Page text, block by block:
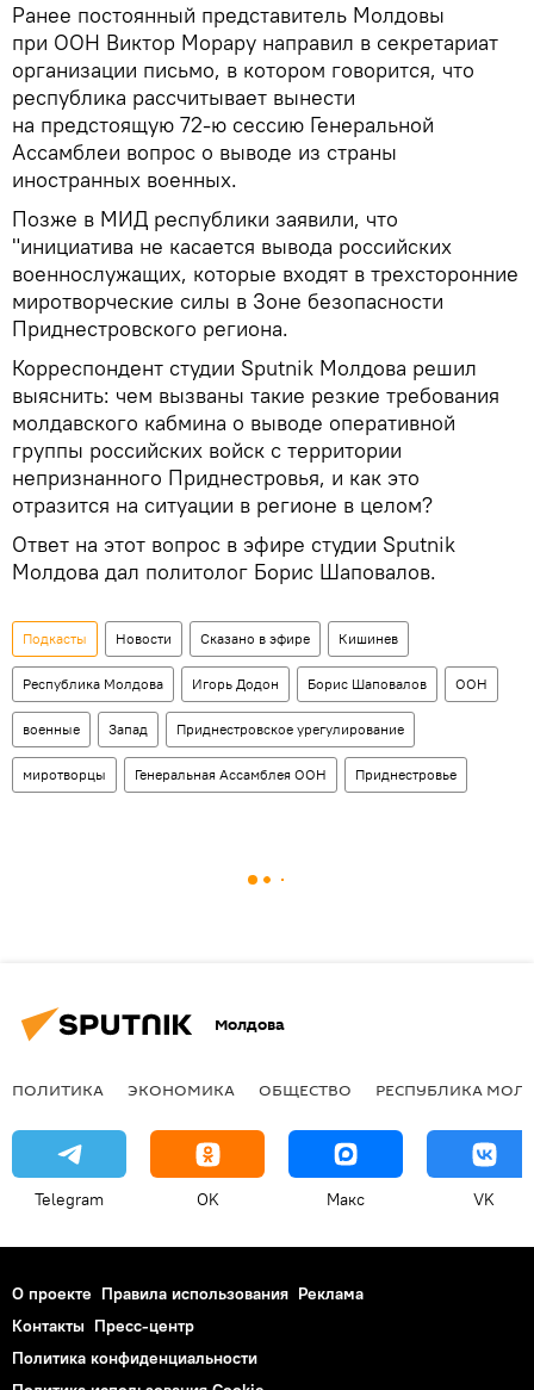
Ранее постоянный представитель Молдовы
при ООН Виктор Морару направил в секретариат
организации письмо, в котором говорится, что
республика рассчитывает вынести
на предстоящую 72-ю сессию Генеральной
Ассамблеи вопрос о выводе из страны
иностранных военных.
Позже в МИД республики заявили, что
"инициатива не касается вывода российских
военнослужащих, которые входят в трехсторонние
миротворческие силы в Зоне безопасности
Приднестровского региона.
Корреспондент студии Sputnik Молдова решил
выяснить: чем вызваны такие резкие требования
молдавского кабмина о выводе оперативной
группы российских войск с территории
непризнанного Приднестровья, и как это
отразится на ситуации в регионе в целом?
Ответ на этот вопрос в эфире студии Sputnik
Молдова дал политолог Борис Шаповалов.
Подкасты Новости Сказано в эфире Кишинев
Республика Молдова Игорь Додон Борис Шаповалов ООН
военные Запад Приднестровское урегулирование
миротворцы Генеральная Ассамблея ООН Приднестровье
Молдова
ПОЛИТИКА ЭКОНОМИКА ОБЩЕСТВО РЕСПУБЛИКА
Telegram OK Макс VK
О проекте Правила использования Реклама
Контакты Пресс-центр
Политика конфиденциальности